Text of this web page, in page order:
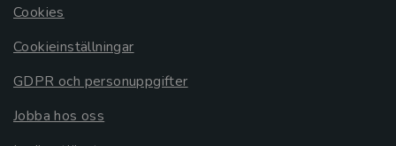
Cookies
Cookieinställningar
GDPR och personuppgifter
Jobba hos oss